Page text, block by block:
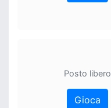
Posto libero
Gioca